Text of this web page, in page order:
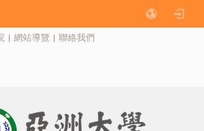
| 網站導覽 | 聯絡我們